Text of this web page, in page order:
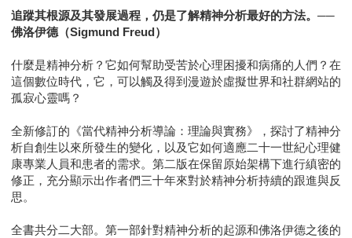
追蹤其根源及其發展過程，仍是了解精神分析最好的方法。──
佛洛伊德（Sigmund Freud）
什麼是精神分析？它如何幫助受苦於心理困擾和病痛的人們？在
這個數位時代，它，可以觸及得到漫遊於虛擬世界和社群網站的
孤寂心靈嗎？
全新修訂的《當代精神分析導論：理論與實務》，探討了精神分
析自創生以來所發生的變化，以及它如何適應二十一世紀心理健
康專業人員和患者的需求。第二版在保留原始架構下進行縝密的
修正，充分顯示出作者們三十年來對於精神分析持續的跟進與反
思。
全書共分二大部。第一部針對精神分析的起源和佛洛伊德之後的